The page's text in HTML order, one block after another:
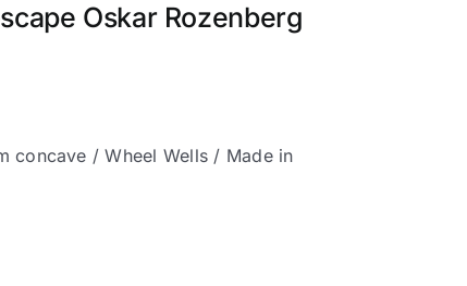
Oskar Rozenberg
concave / Wheel Wells / Made in